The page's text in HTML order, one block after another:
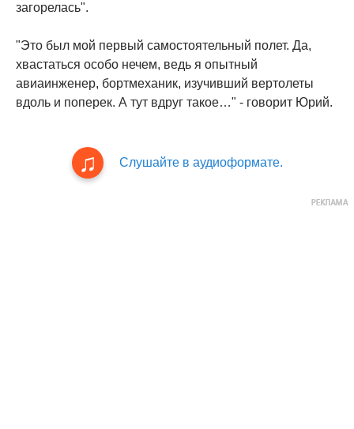
загорелась".
"Это был мой первый самостоятельный полет. Да,
хвастаться особо нечем, ведь я опытный
авиаинженер, бортмеханик, изучивший вертолеты
вдоль и поперек. А тут вдруг такое…" - говорит Юрий.
Слушайте в аудиоформате.